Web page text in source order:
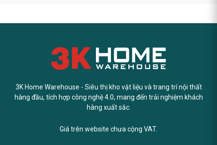
3K Home Warehouse - Siêu thị kho vật liệu và trang trí nội thất
hàng đầu, tích hợp công nghệ 4.0, mang đến trải nghiệm khách
hàng xuất sắc.
Giá trên website chưa cộng VAT.